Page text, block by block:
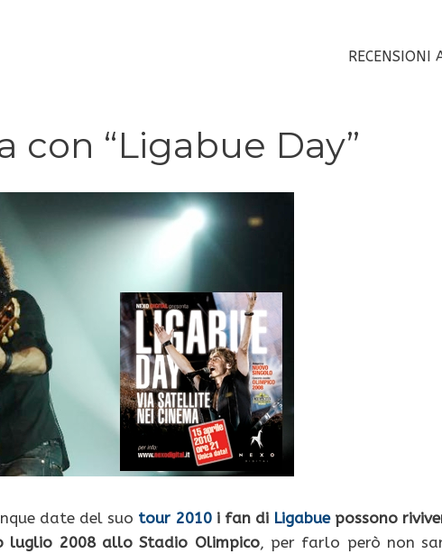
RECENSIONI
con “Ligabue Day”
date del suo tour 2010 i fan di Ligabue possono
luglio 2008 allo Stadio Olimpico, per farlo però non